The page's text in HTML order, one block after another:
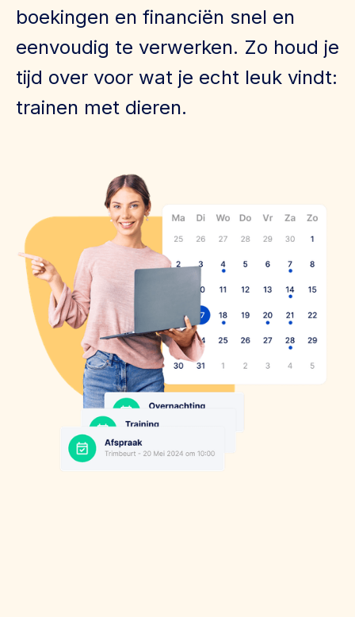
boekingen en financiën snel en
eenvoudig te verwerken. Zo houd je
tijd over voor wat je echt leuk vindt:
trainen met dieren.